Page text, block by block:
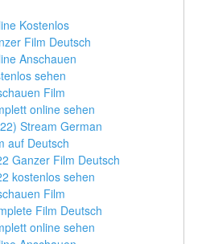
Kostenlos
Film Deutsch
Anschauen
sehen
Film
online sehen
Stream German
auf Deutsch
Ganzer Film Deutsch
kostenlos sehen
Film
Film Deutsch
online sehen